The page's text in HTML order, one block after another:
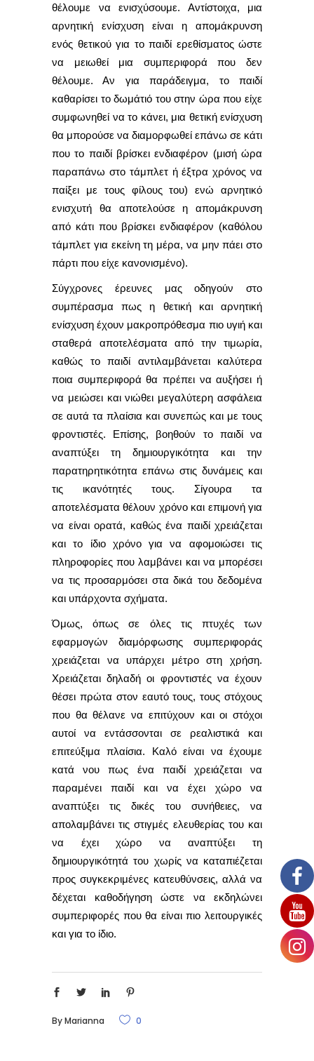
θέλουμε να ενισχύσουμε. Αντίστοιχα, μια
αρνητική ενίσχυση είναι η απομάκρυνση
ενός θετικού για το παιδί ερεθίσματος ώστε
να μειωθεί μια συμπεριφορά που δεν
θέλουμε. Αν για παράδειγμα, το παιδί
καθαρίσει το δωμάτιό του στην ώρα που είχε
συμφωνηθεί να το κάνει, μια θετική ενίσχυση
θα μπορούσε να διαμορφωθεί επάνω σε κάτι
που το παιδί βρίσκει ενδιαφέρον (μισή ώρα
παραπάνω στο τάμπλετ ή έξτρα χρόνος να
παίξει με τους φίλους του) ενώ αρνητικό
ενισχυτή θα αποτελούσε η απομάκρυνση
από κάτι που βρίσκει ενδιαφέρον (καθόλου
τάμπλετ για εκείνη τη μέρα, να μην πάει στο
πάρτι που είχε κανονισμένο).
Σύγχρονες έρευνες μας οδηγούν στο
συμπέρασμα πως η θετική και αρνητική
ενίσχυση έχουν μακροπρόθεσμα πιο υγιή και
σταθερά αποτελέσματα από την τιμωρία,
καθώς το παιδί αντιλαμβάνεται καλύτερα
ποια συμπεριφορά θα πρέπει να αυξήσει ή
να μειώσει και νιώθει μεγαλύτερη ασφάλεια
σε αυτά τα πλαίσια και συνεπώς και με τους
φροντιστές. Επίσης, βοηθούν το παιδί να
αναπτύξει τη δημιουργικότητα και την
παρατηρητικότητα επάνω στις δυνάμεις και
τις ικανότητές τους. Σίγουρα τα
αποτελέσματα θέλουν χρόνο και επιμονή για
να είναι ορατά, καθώς ένα παιδί χρειάζεται
και το ίδιο χρόνο για να αφομοιώσει τις
πληροφορίες που λαμβάνει και να μπορέσει
να τις προσαρμόσει στα δικά του δεδομένα
και υπάρχοντα σχήματα.
Όμως, όπως σε όλες τις πτυχές των
εφαρμογών διαμόρφωσης συμπεριφοράς
χρειάζεται να υπάρχει μέτρο στη χρήση.
Χρειάζεται δηλαδή οι φροντιστές να έχουν
θέσει πρώτα στον εαυτό τους, τους στόχους
που θα θέλανε να επιτύχουν και οι στόχοι
αυτοί να εντάσσονται σε ρεαλιστικά και
επιτεύξιμα πλαίσια. Καλό είναι να έχουμε
κατά νου πως ένα παιδί χρειάζεται να
παραμένει παιδί και να έχει χώρο να
αναπτύξει τις δικές του συνήθειες, να
απολαμβάνει τις στιγμές ελευθερίας του και
να έχει χώρο να αναπτύξει τη
δημιουργικότητά του χωρίς να καταπιέζεται
προς συγκεκριμένες κατευθύνσεις, αλλά να
δέχεται καθοδήγηση ώστε να εκδηλώνει
συμπεριφορές που θα είναι πιο λειτουργικές
και για το ίδιο.
ByMarianna 0